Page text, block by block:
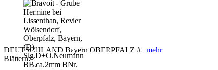
DEUTSCHLAND Bayern OBERPFALZ #...mehr
Blättern: